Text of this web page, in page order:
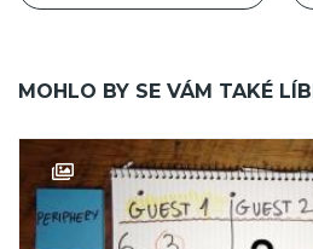
MOHLO BY SE VÁM TAKÉ